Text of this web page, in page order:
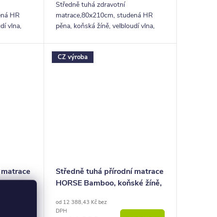
HR
vlna,
Středně tuhá zdravotní
matrace,80x210cm, studená HR
pěna, koňská žíně, velbloudí vlna,
CZ výroba
Středně tuhá přírodní matrace
HORSE Bamboo, koňské žíně,
od 12 388,43 Kč bez
DPH